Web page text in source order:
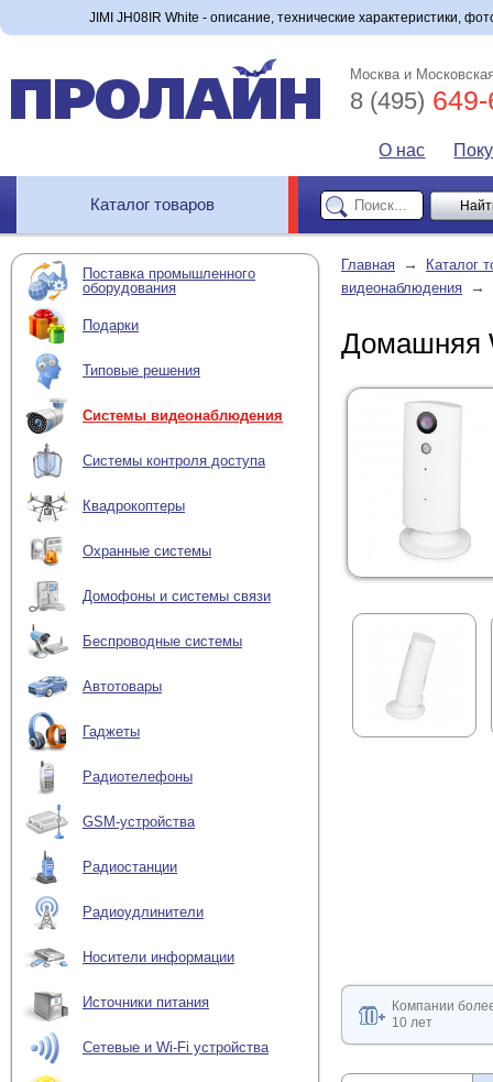
JIMI JH08IR White - описание, технические характеристики,
Москва и
8 (495)
О нас
Каталог товаров
Поставка промышленного
оборудования
Подарки
Типовые решения
Системы видеонаблюдения
Системы контроля доступа
Квадрокоптеры
Охранные системы
Домофоны и системы связи
Беспроводные системы
Автотовары
Гаджеты
Радиотелефоны
GSM-устройства
Радиостанции
Радиоудлинители
Носители информации
Источники питания
Сетевые и Wi-Fi устройства
Главная →
Каталог
видеонаблюдения →
Домашняя
Компании
10 лет